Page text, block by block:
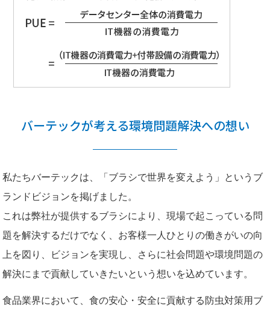
バーテックが考える環境問題解決への想い
私たちバーテックは、「ブラシで世界を変えよう」というブ
ランドビジョンを掲げました。
これは弊社が提供するブラシにより、現場で起こっている問
題を解決するだけでなく、お客様一人ひとりの働きがいの向
上を図り、ビジョンを実現し、さらに社会問題や環境問題の
解決にまで貢献していきたいという想いを込めています。
食品業界において、食の安心・安全に貢献する防虫対策用ブ